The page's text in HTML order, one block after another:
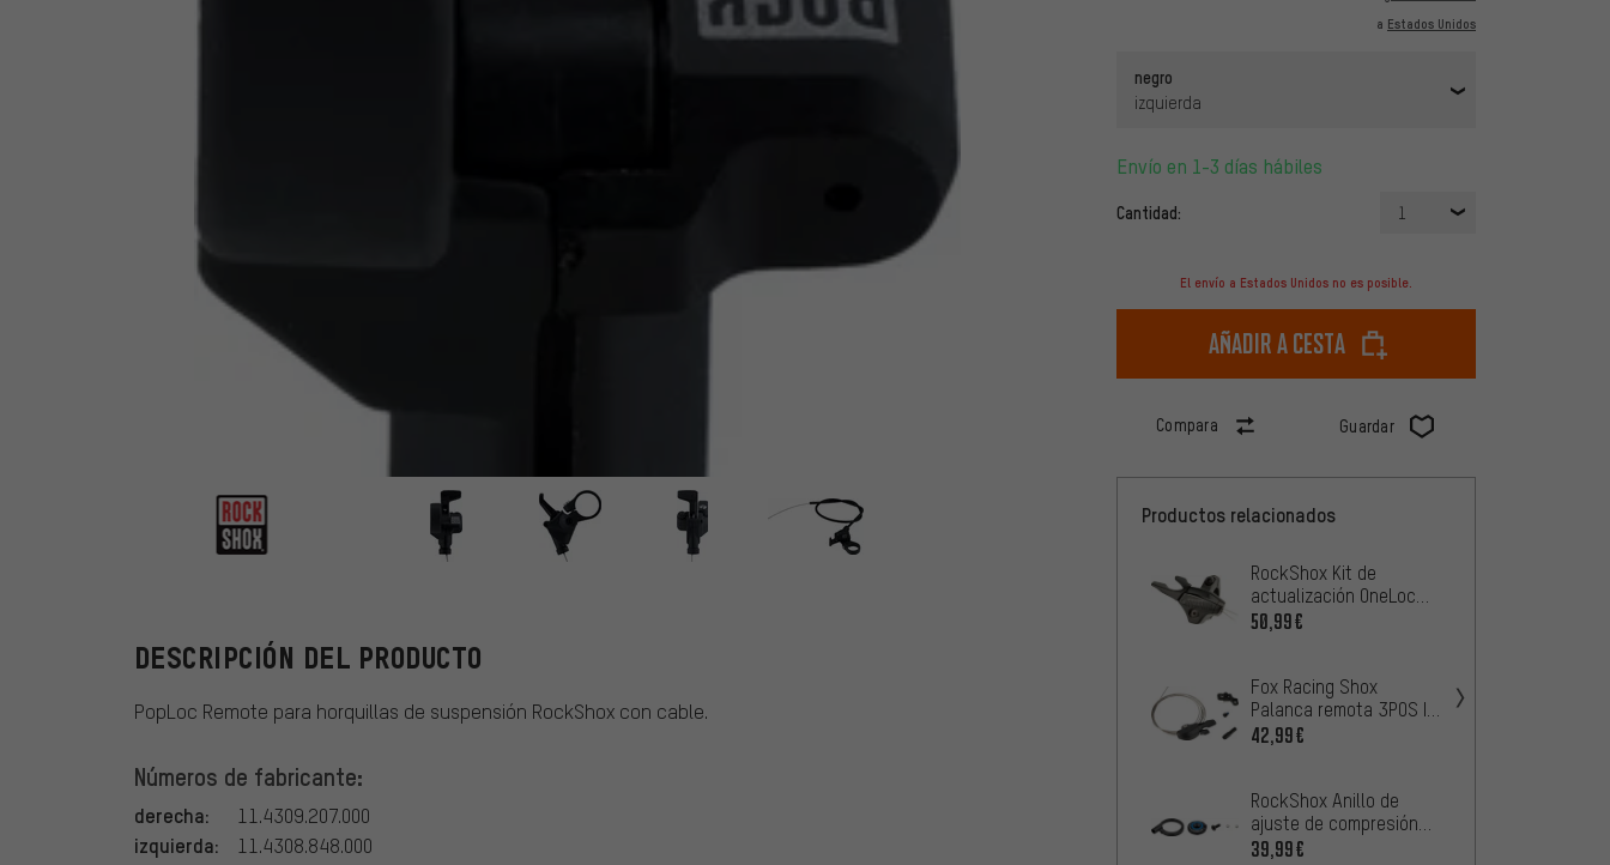
a Estados Unidos
negro
izquierda
Envío en 1-3 días hábiles
Cantidad: 1
El envío a Estados Unidos no es posible.
Añadir a cesta
Compara Guardar
RockShox
DESCRIPCIÓN DEL PRODUCTO
PopLoc Remote para horquillas de suspensión RockShox con cable.
Números de fabricante:
derecha: 11.4309.207.000
izquierda: 11.4308.848.000
Productos relacionados
RockShox Kit de
actualización OneLoc
Remote Upgrade Kit
50,99€
Fox Racing Shox
Palanca remota 3POS I-
Spec EV embalaje de
42,99€
RockShox Anillo de
ajuste de compresión
para SELECT, SID35/SID
39,99€